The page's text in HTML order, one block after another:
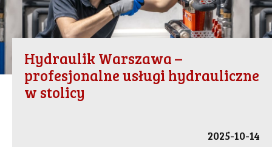
Hydraulik Warszawa –
profesjonalne usługi hydrauliczne
w stolicy
2025-10-14